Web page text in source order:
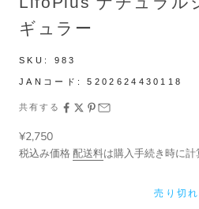
ギュラー
SKU: 983
JANコード:5202624430118
共有する
セール価格
¥2,750
税込み価格配送料は購入手続き時に計
売り切れ